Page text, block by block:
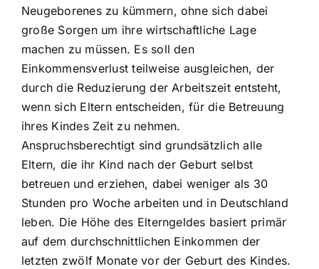
Neugeborenes zu kümmern, ohne sich dabei
große Sorgen um ihre wirtschaftliche Lage
machen zu müssen. Es soll den
Einkommensverlust teilweise ausgleichen, der
durch die Reduzierung der Arbeitszeit entsteht,
wenn sich Eltern entscheiden, für die Betreuung
ihres Kindes Zeit zu nehmen.
Anspruchsberechtigt sind grundsätzlich alle
Eltern, die ihr Kind nach der Geburt selbst
betreuen und erziehen, dabei weniger als 30
Stunden pro Woche arbeiten und in Deutschland
leben. Die Höhe des Elterngeldes basiert primär
auf dem durchschnittlichen Einkommen der
letzten zwölf Monate vor der Geburt des Kindes.